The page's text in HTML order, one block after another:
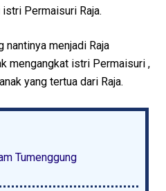
Permaisuri Raja.
nantinya menjadi Raja
mengangkat istri Permaisuri ,
yang tertua dari Raja.
Tumenggung